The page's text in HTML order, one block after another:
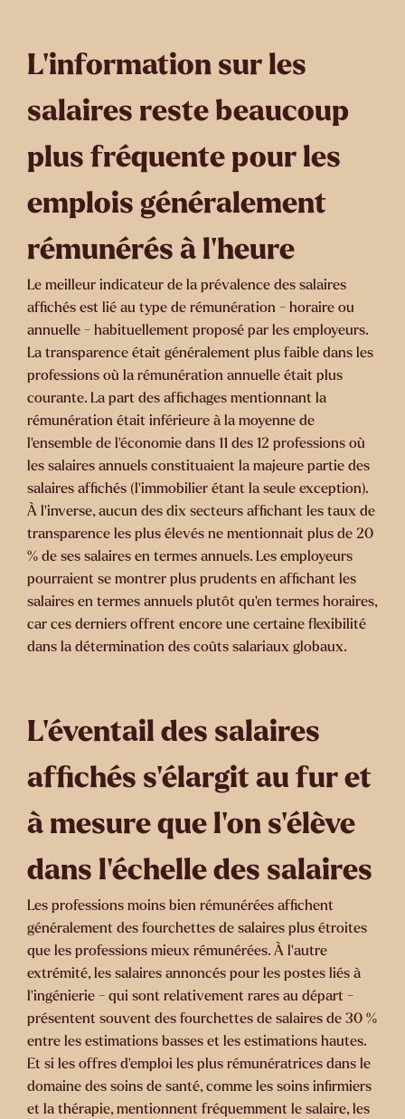
L'information sur les
salaires reste beaucoup
plus fréquente pour les
emplois généralement
rémunérés à l'heure
Le meilleur indicateur de la prévalence des salaires
affichés est lié au type de rémunération - horaire ou
annuelle - habituellement proposé par les employeurs.
La transparence était généralement plus faible dans les
professions où la rémunération annuelle était plus
courante. La part des affichages mentionnant la
rémunération était inférieure à la moyenne de
l'ensemble de l'économie dans 11 des 12 professions où
les salaires annuels constituaient la majeure partie des
salaires affichés (l'immobilier étant la seule exception).
À l'inverse, aucun des dix secteurs affichant les taux de
transparence les plus élevés ne mentionnait plus de 20
% de ses salaires en termes annuels. Les employeurs
pourraient se montrer plus prudents en affichant les
salaires en termes annuels plutôt qu'en termes horaires,
car ces derniers offrent encore une certaine flexibilité
dans la détermination des coûts salariaux globaux.
L'éventail des salaires
affichés s'élargit au fur et
à mesure que l'on s'élève
dans l'échelle des salaires
Les professions moins bien rémunérées affichent
généralement des fourchettes de salaires plus étroites
que les professions mieux rémunérées. À l'autre
extrémité, les salaires annoncés pour les postes liés à
l'ingénierie - qui sont relativement rares au départ -
présentent souvent des fourchettes de salaires de 30 %
entre les estimations basses et les estimations hautes.
Et si les offres d'emploi les plus rémunératrices dans le
domaine des soins de santé, comme les soins infirmiers
et la thérapie, mentionnent fréquemment le salaire, les